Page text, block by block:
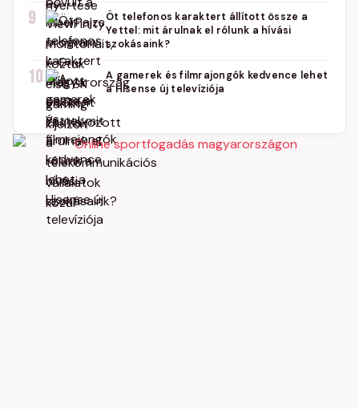
9
Öt telefonos karaktert állított össze a
Yettel: mit árulnak el rólunk a hívási
szokásaink?
10
A gamerek és filmrajongók kedvence lehet
a Hisense új televíziója